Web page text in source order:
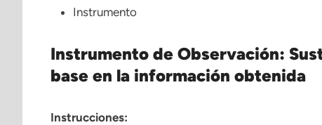
Instrumento
Instrumento de Observación:
base en la información obtenida
Instrucciones: